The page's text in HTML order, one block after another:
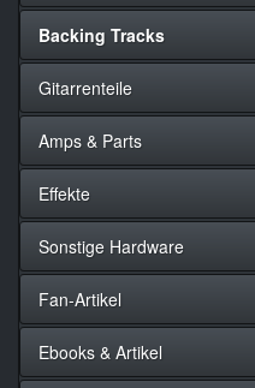
Backing Tracks
Gitarrenteile
Amps & Parts
Effekte
Sonstige Hardware
Fan-Artikel
Ebooks & Artikel